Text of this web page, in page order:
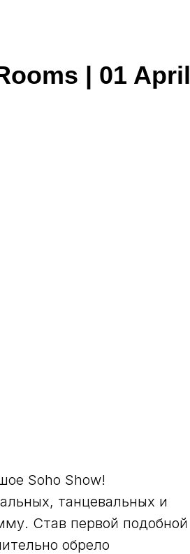
| 01 April
Soho Show!
танцевальных и
Став первой подобной
обрело